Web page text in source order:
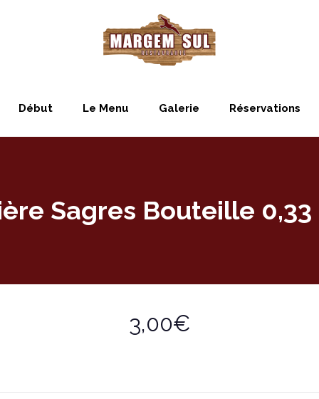
Début Le Menu Galerie Réservations
Sagres Bouteille 0,33
3,00€